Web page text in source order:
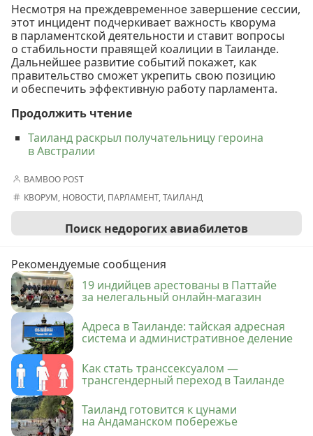
Несмотря на преждевременное завершение сессии,
этот инцидент подчеркивает важность кворума
в парламентской деятельности и ставит вопросы
о стабильности правящей коалиции в Таиланде.
Дальнейшее развитие событий покажет, как
правительство сможет укрепить свою позицию
и обеспечить эффективную работу парламента.
Продолжить чтение
Таиланд раскрыл получательницу героина
в Австралии
BAMBOO POST
КВОРУМ, НОВОСТИ, ПАРЛАМЕНТ,ТАИЛАНД
Поиск недорогих авиабилетов
Рекомендуемые сообщения
19 индийцев арестованы в Паттайе
за нелегальный онлайн-магазин
Адреса в Таиланде: тайская адресная
система и административное деление
Как стать транссексуалом —
трансгендерный переход в Таиланде
Таиланд готовится к цунами
на Андаманском побережье